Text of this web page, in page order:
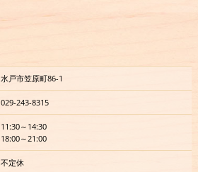
水戸市笠原町86-1
029-243-8315
11:30～14:30
18:00～21:00
不定休